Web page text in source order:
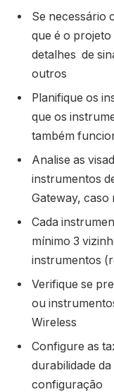
Se necessário
que é o projeto
detalhes de
outros
Planifique os
que os
também
Analise as
instrumentos
Gateway,
Cada
mínimo 3
instrumentos
Verifique se
ou
Wireless
Configure as
durabilidade
configuração